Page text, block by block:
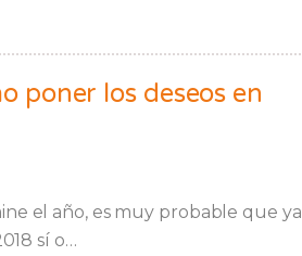
poner los deseos en
el año, es muy probable que ya
sí o…